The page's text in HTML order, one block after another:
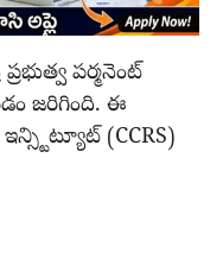
పర్మనెంట్
జరిగింది. ఈ
(CCRS)